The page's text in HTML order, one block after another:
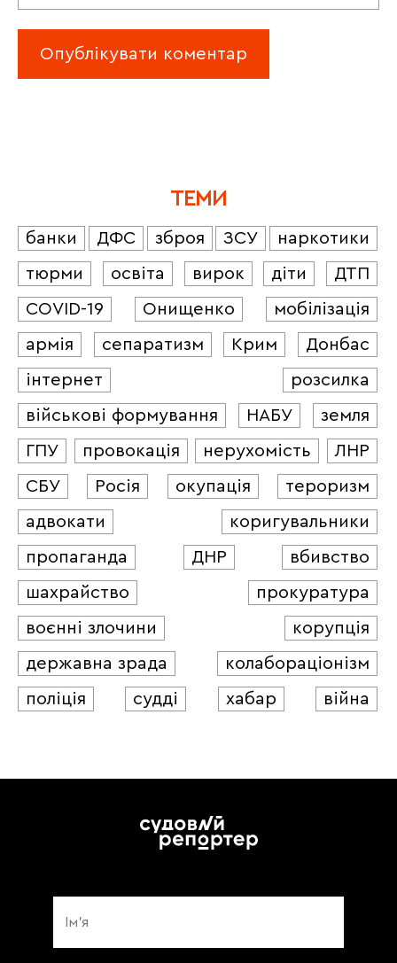
ТЕМИ
банки ДФС зброя ЗСУ
наркотики
тюрми
освіта вирок діти
ДТП
COVID-19
Онищенко
мобілізація
армія
сепаратизм Крим
Донбас
інтернет
розсилка
військові формування
НАБУ
земля
ГПУ
провокація нерухомість
ЛНР
СБУ
Росія окупація
тероризм
адвокати
коригувальники
пропаганда
ДНР
вбивство
шахрайство
прокуратура
воєнні злочини
корупція
державна зрада
колабораціонізм
поліція
судді хабар війна